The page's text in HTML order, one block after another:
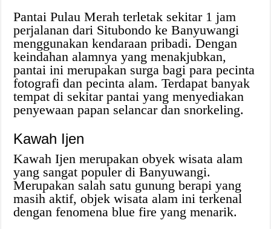
Pantai Pulau Merah terletak sekitar 1 jam
perjalanan dari Situbondo ke Banyuwangi
menggunakan kendaraan pribadi. Dengan
keindahan alamnya yang menakjubkan,
pantai ini merupakan surga bagi para pecinta
fotografi dan pecinta alam. Terdapat banyak
tempat di sekitar pantai yang menyediakan
penyewaan papan selancar dan snorkeling.
Kawah Ijen
Kawah Ijen merupakan obyek wisata alam
yang sangat populer di Banyuwangi.
Merupakan salah satu gunung berapi yang
masih aktif, objek wisata alam ini terkenal
dengan fenomena blue fire yang menarik.